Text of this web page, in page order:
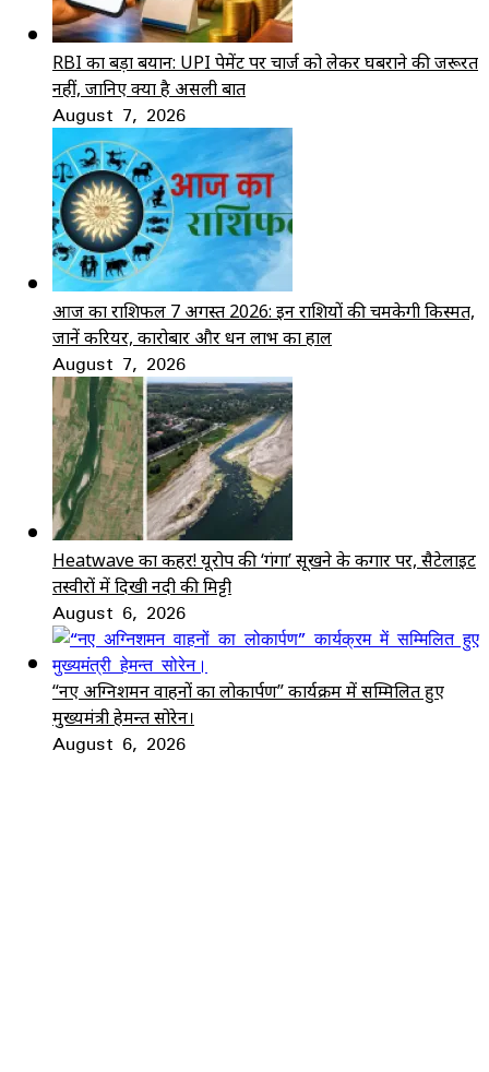
RBI का बड़ा बयान: UPI पेमेंट पर चार्ज को लेकर घबराने की जरूरत
नहीं, जानिए क्या है असली बात
August 7, 2026
आज का राशिफल 7 अगस्त 2026: इन राशियों की चमकेगी किस्मत,
जानें करियर, कारोबार और धन लाभ का हाल
August 7, 2026
Heatwave का कहर! यूरोप की ‘गंगा’ सूखने के कगार पर, सैटेलाइट
तस्वीरों में दिखी नदी की मिट्टी
August 6, 2026
“नए अग्निशमन वाहनों का लोकार्पण” कार्यक्रम में सम्मिलित हुए
मुख्यमंत्री हेमन्त सोरेन।
August 6, 2026